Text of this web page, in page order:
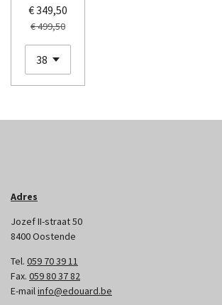
€ 349,50
€ 499,50
Adres
Jozef II-straat 50
8400 Oostende
Tel. 059 70 39 11
Fax. 059 80 37 82
E-mailinfo@edouard.be